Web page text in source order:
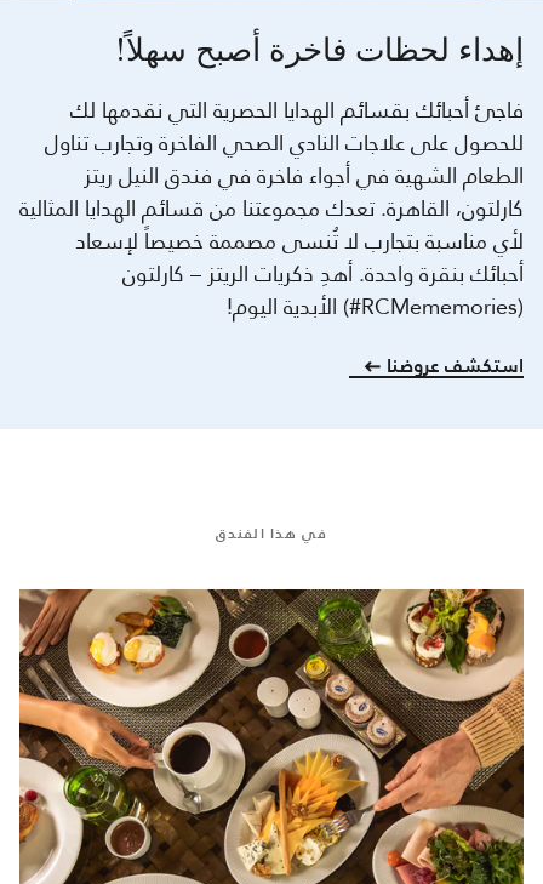
إهداء لحظات فاخرة أصبح سهلاً!
فاجئ أحبائك بقسائم الهدايا الحصرية التي نقدمها لك
للحصول على علاجات النادي الصحي الفاخرة وتجارب تناول
الطعام الشهية في أجواء فاخرة في فندق النيل ريتز
كارلتون، القاهرة. تعدك مجموعتنا من قسائم الهدايا المثالية
لأي مناسبة بتجارب لا تُنسى مصممة خصيصاً لإسعاد
أحبائك بنقرة واحدة. أهدِ ذكريات الريتز – كارلتون
(RCMememories#) الأبدية اليوم!
استكشف عروضنا
في هذا الفندق